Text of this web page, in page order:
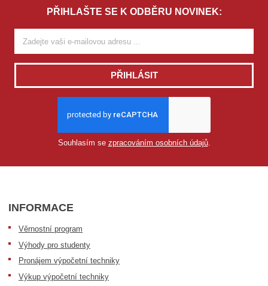
PŘIHLAŠTE SE K ODBĚRU NOVINEK:
PŘIHLÁSIT
Souhlasím se zpracováním osobních údajů.
INFORMACE
Věrnostní program
Výhody pro studenty
Pronájem výpočetní techniky
Výkup výpočetní techniky